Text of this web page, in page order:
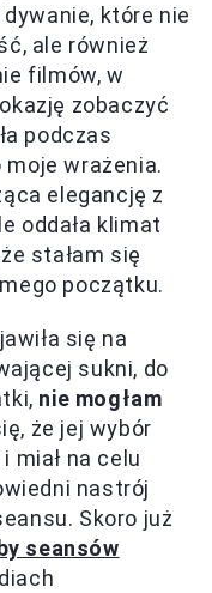
które nie
ale również
filmów, w
zobaczyć
podczas
moje wrażenia.
elegancję z
oddała klimat
stałam się
początku.
się na
sukni, do
nie mogłam
że jej wybór
miał na celu
nastrój
Skoro już
seansów